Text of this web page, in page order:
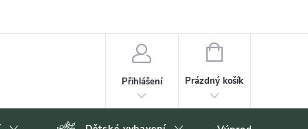
Přihlášení
NÁKUPNÍ
Prázdný košík